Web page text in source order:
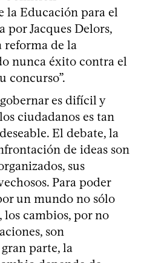
la Educación para el
por Jacques Delors,
reforma de la
nunca éxito contra el
concurso”.
es difícil y
ciudadanos es tan
El debate, la
de ideas son
sus
Para poder
un mundo no sólo
cambios, por no
son
parte, la